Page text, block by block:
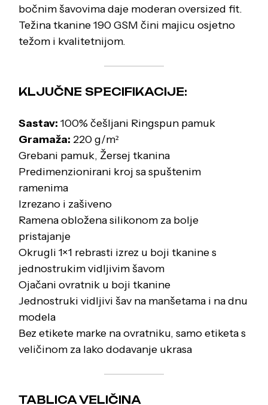
bočnim šavovima daje moderan oversized fit.
Težina tkanine 190 GSM čini majicu osjetno
težom i kvalitetnijom.
KLJUČNE SPECIFIKACIJE:
Sastav: 100% češljani Ringspun pamuk
Gramaža: 220 g/m²
Grebani pamuk, Žersej tkanina
Predimenzionirani kroj sa spuštenim
ramenima
Izrezano i zašiveno
Ramena obložena silikonom za bolje
pristajanje
Okrugli 1×1 rebrasti izrez u boji tkanine s
jednostrukim vidljivim šavom
Ojačani ovratnik u boji tkanine
Jednostruki vidljivi šav na manšetama i na dnu
modela
Bez etikete marke na ovratniku, samo etiketa s
veličinom za lako dodavanje ukrasa
TABLICA VELIČINA